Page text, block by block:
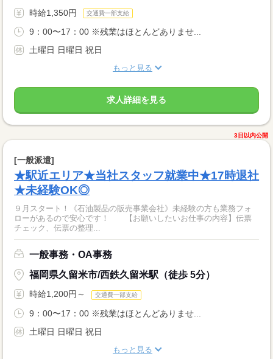
時給1,350円 交通費一部支給
9：00〜17：00 ※残業はほとんどありませ...
土曜日 日曜日 祝日
もっと見る
求人詳細を見る
3日以内公開
[一般派遣]
★駅近エリア★当社スタッフ就業中★17時退社
★未経験OK◎
９月スタート！《石油製品の販売事業会社》未経験の方も業務フォ
ローがあるので安心です！ 【お願いしたいお仕事の内容】伝票
チェック、伝票の整理...
一般事務・OA事務
福岡県久留米市/西鉄久留米駅（徒歩 5分）
時給1,200円～ 交通費一部支給
9：00〜17：00 ※残業はほとんどありませ...
土曜日 日曜日 祝日
もっと見る